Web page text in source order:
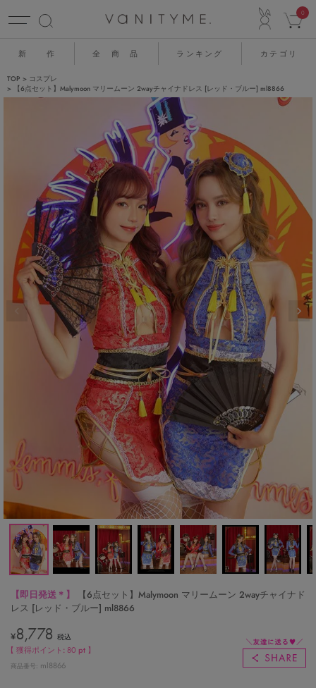
0
新 作 全 商 品 ランキング カテゴリ
TOP
コスプレ
【6点セット】Malymoon マリームーン 2wayチャイナドレス [レッド・ブルー] ml8866
【即日発送＊】
【6点セット】Malymoon マリームーン 2wayチャイナド
レス [レッド・ブルー] ml8866
¥8,778 税込
【 獲得ポイント:80 pt 】
商品番号 ml8866